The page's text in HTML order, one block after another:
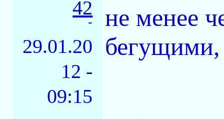
42
-
29.01.20
12 -
09:15
не менее